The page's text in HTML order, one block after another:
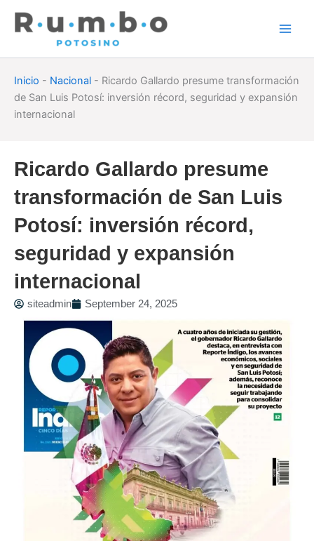
Inicio - Nacional - Ricardo Gallardo presume transformación
de San Luis Potosí: inversión récord, seguridad y expansión
internacional
Ricardo Gallardo presume
transformación de San Luis
Potosí: inversión récord,
seguridad y expansión
internacional
siteadmin September 24, 2025